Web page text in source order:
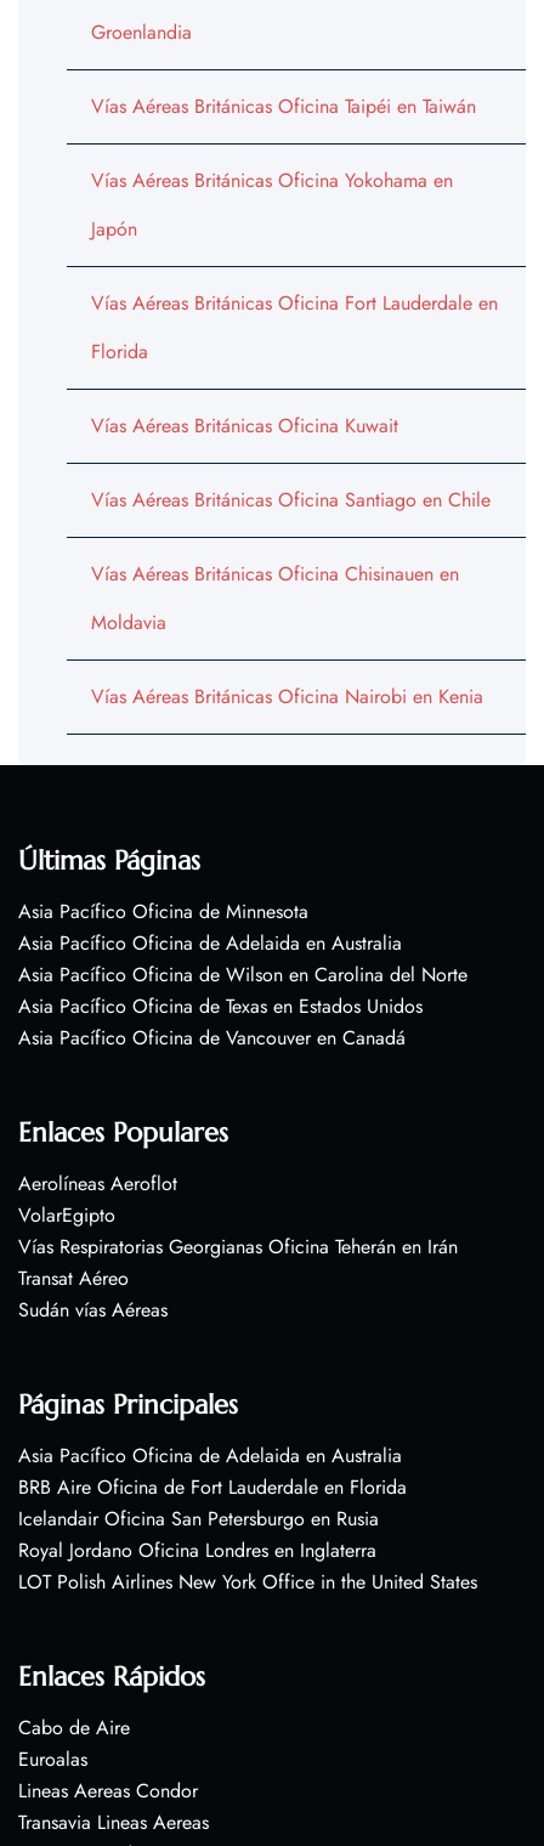
Groenlandia
Vías Aéreas Británicas Oficina Taipéi en Taiwán
Vías Aéreas Británicas Oficina Yokohama en
Japón
Vías Aéreas Británicas Oficina Fort Lauderdale en
Florida
Vías Aéreas Británicas Oficina Kuwait
Vías Aéreas Británicas Oficina Santiago en Chile
Vías Aéreas Británicas Oficina Chisinauen en
Moldavia
Vías Aéreas Británicas Oficina Nairobi en Kenia
Últimas Páginas
Asia Pacífico Oficina de Minnesota
Asia Pacífico Oficina de Adelaida en Australia
Asia Pacífico Oficina de Wilson en Carolina del Norte
Asia Pacífico Oficina de Texas en Estados Unidos
Asia Pacífico Oficina de Vancouver en Canadá
Enlaces Populares
Aerolíneas Aeroflot
VolarEgipto
Vías Respiratorias Georgianas Oficina Teherán en Irán
Transat Aéreo
Sudán vías Aéreas
Páginas Principales
Asia Pacífico Oficina de Adelaida en Australia
BRB Aire Oficina de Fort Lauderdale en Florida
Icelandair Oficina San Petersburgo en Rusia
Royal Jordano Oficina Londres en Inglaterra
LOT Polish Airlines New York Office in the United States
Enlaces Rápidos
Cabo de Aire
Euroalas
Lineas Aereas Condor
Transavia Lineas Aereas